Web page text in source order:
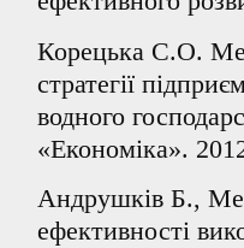
Корецька С.О.
стратегії
водного
«Економіка».
Андрушків Б.,
ефективності